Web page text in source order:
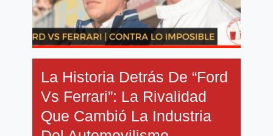
La Historia Detrás De “Ford
Vs Ferrari”: La Rivalidad
Que Cambió La Industria